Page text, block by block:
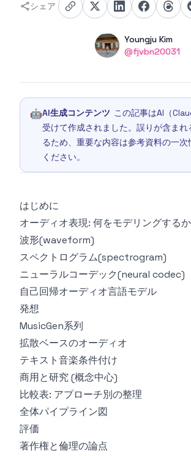
シェア
Name
Youngju Kim
Twitter
@fjvbn20031
🤖AI生成コンテンツ この記事はAI（
受けて作成されました。誤りが含まれ
るため、重要な内容は参考資料の一次
ください。
はじめに
オーディオ表現: 何をモデリングするか
波形(waveform)
スペクトログラム(spectrogram)
ニューラルコーデック(neural codec)
自己回帰オーディオ言語モデル
発想
MusicGen系列
拡散ベースのオーディオ
テキスト音楽条件付け
商用と研究 (概念中心)
比較表: アプローチ別の整理
全体パイプライン図
評価
著作権と倫理の論点